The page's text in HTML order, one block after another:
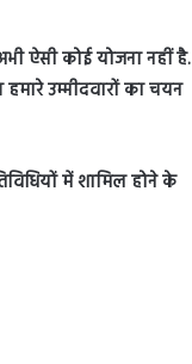
ऐसी कोई योजना नहीं है.
उम्मीदवारों का चयन
में शामिल होने के